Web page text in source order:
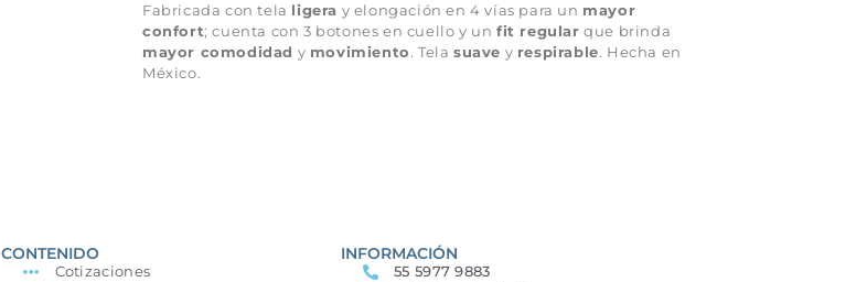
Fabricada con tela ligera y elongación en 4 vías para un mayor
confort; cuenta con 3 botones en cuello y unfit regular que brinda
mayor comodidad y movimiento. Telasuave y respirable. Hecha en
México.
CONTENIDO
Cotizaciones
INFORMACIÓN
55 5977 9883